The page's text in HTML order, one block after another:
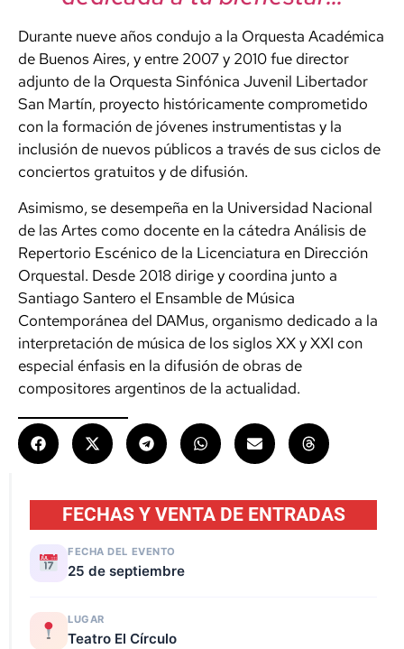
Durante nueve años condujo a la Orquesta Académica
de Buenos Aires, y entre 2007 y 2010 fue director
adjunto de la Orquesta Sinfónica Juvenil Libertador
San Martín, proyecto históricamente comprometido
con la formación de jóvenes instrumentistas y la
inclusión de nuevos públicos a través de sus ciclos de
conciertos gratuitos y de difusión.
Asimismo, se desempeña en la Universidad Nacional
de las Artes como docente en la cátedra Análisis de
Repertorio Escénico de la Licenciatura en Dirección
Orquestal. Desde 2018 dirige y coordina junto a
Santiago Santero el Ensamble de Música
Contemporánea del DAMus, organismo dedicado a la
interpretación de música de los siglos XX y XXI con
especial énfasis en la difusión de obras de
compositores argentinos de la actualidad.
FECHAS Y VENTA DE ENTRADAS
FECHA DEL EVENTO
25 de septiembre
LUGAR
Teatro El Círculo